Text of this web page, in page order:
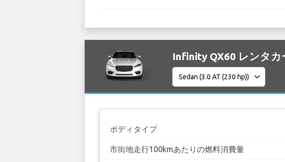
Infinity QX60 レンタカ
ボディタイプ
市街地走行100kmあたりの燃料消費量